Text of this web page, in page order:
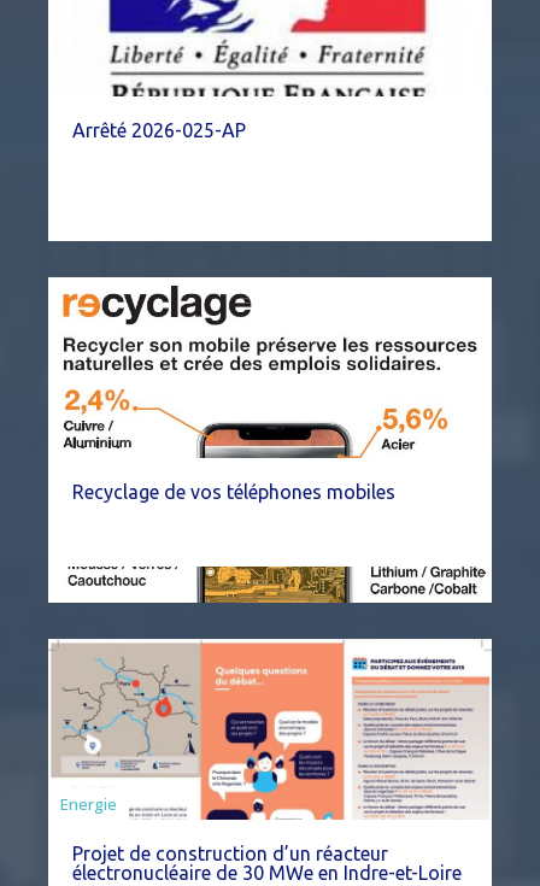
Arrêté 2026-025-AP
Recyclage de vos téléphones mobiles
Energie
Projet de construction d’un réacteur
électronucléaire de 30 MWe en Indre-et-Loire